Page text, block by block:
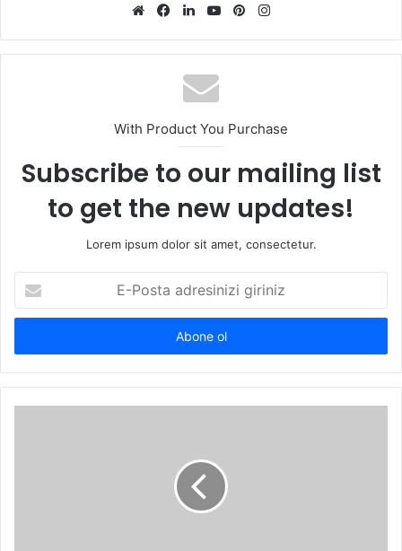
Web
Facebook
LinkedInYouTubePinterest
With Product You Purchase
Subscribe to our mailing list
to get the new updates!
Lorem ipsum dolor sit amet, consectetur.
Posta
adresinizi